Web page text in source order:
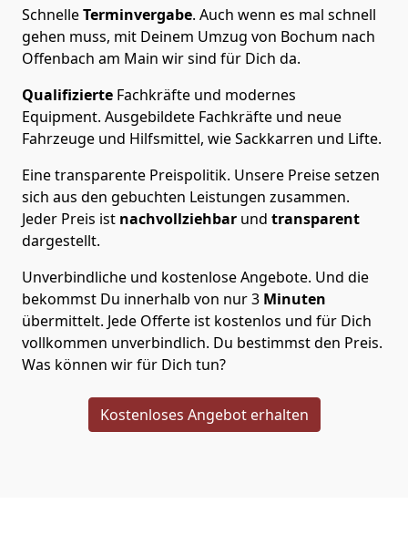
SchnelleTerminvergabe. Auch wenn es mal schnell
gehen muss, mit Deinem Umzug von Bochum nach
Offenbach am Main wir sind für Dich da.
Qualifizierte Fachkräfte und modernes
Equipment. Ausgebildete Fachkräfte und neue
Fahrzeuge und Hilfsmittel, wie Sackkarren und Lifte.
Eine transparente Preispolitik. Unsere Preise setzen
sich aus den gebuchten Leistungen zusammen.
Jeder Preis ist nachvollziehbar und transparent
dargestellt.
Unverbindliche und kostenlose Angebote. Und die
bekommst Du innerhalb von nur3 Minuten
übermittelt. Jede Offerte ist kostenlos und für Dich
vollkommen unverbindlich. Du bestimmst den Preis.
Was können wir für Dich tun?
Kostenloses Angebot erhalten